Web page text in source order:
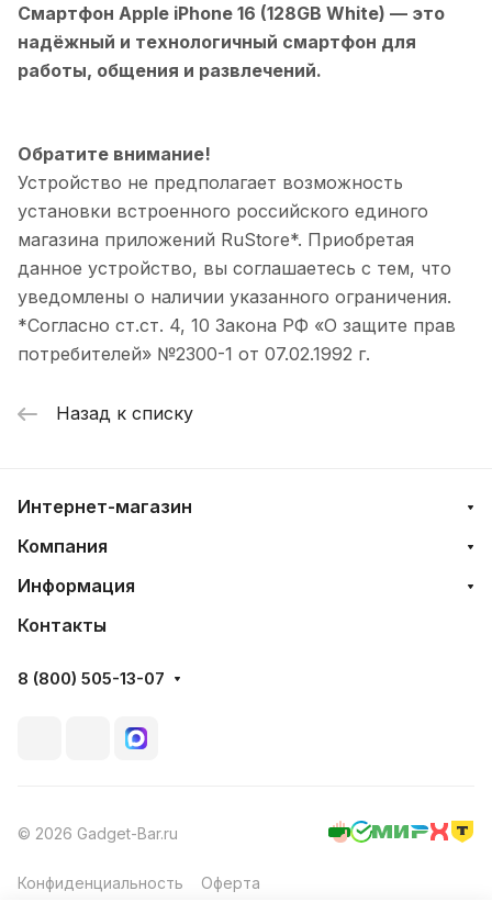
Смартфон Apple iPhone 16 (128GB White) — это
надёжный и технологичный смартфон для
работы, общения и развлечений.
Обратите внимание!
Устройство не предполагает возможность
установки встроенного российского единого
магазина приложений RuStore*. Приобретая
данное устройство, вы соглашаетесь с тем, что
уведомлены о наличии указанного ограничения.
*Согласно ст.ст. 4, 10 Закона РФ «О защите прав
потребителей» №2300-1 от 07.02.1992 г.
Назад к списку
Интернет-магазин
Компания
Информация
Контакты
8 (800) 505-13-07
© 2026 Gadget-Bar.ru
Конфиденциальность Оферта